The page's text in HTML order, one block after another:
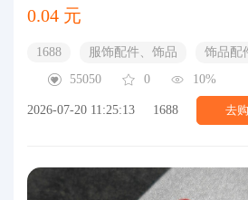
0.04 元
1688 服饰配件、饰品
饰品配
55050
0 10%
2026-07-20 11:25:13 1688 去